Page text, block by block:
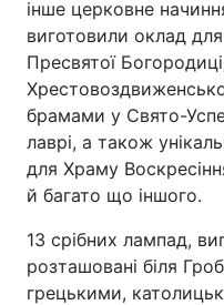
інше церковне
виготовили оклад
Пресвятої
брамами у Свято-
лаврі, а також
для Храму
й багато що іншого.
13 срібних лампад,
розташовані біля
грецькими,